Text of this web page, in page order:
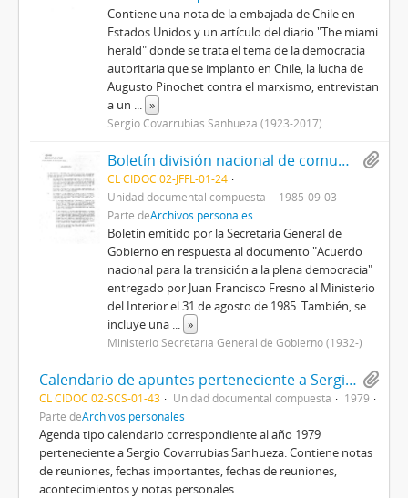
Contiene una nota de la embajada de Chile en
Estados Unidos y un artículo del diario "The miami
herald" donde se trata el tema de la democracia
autoritaria que se implanto en Chile, la lucha de
Augusto Pinochet contra el marxismo, entrevistan
a un ... »
Sergio Covarrubias Sanhueza (1923-2017)
Boletín división nacional de comunicación social del Ministerio Secretaría de Comunicación Social
CL CIDOC 02-JFFL-01-24
Unidad documental compuesta
1985-09-03
Parte deArchivos personales
Boletín emitido por la Secretaria General de
Gobierno en respuesta al documento "Acuerdo
nacional para la transición a la plena democracia"
entregado por Juan Francisco Fresno al Ministerio
del Interior el 31 de agosto de 1985. También, se
incluye una ... »
Ministerio Secretaría General de Gobierno (1932-)
Calendario de apuntes perteneciente a Sergio Covarrubias Sanhueza
CL CIDOC 02-SCS-01-43 Unidad documental compuesta
1979
Parte deArchivos personales
Agenda tipo calendario correspondiente al año 1979
perteneciente a Sergio Covarrubias Sanhueza. Contiene notas
de reuniones, fechas importantes, fechas de reuniones,
acontecimientos y notas personales.